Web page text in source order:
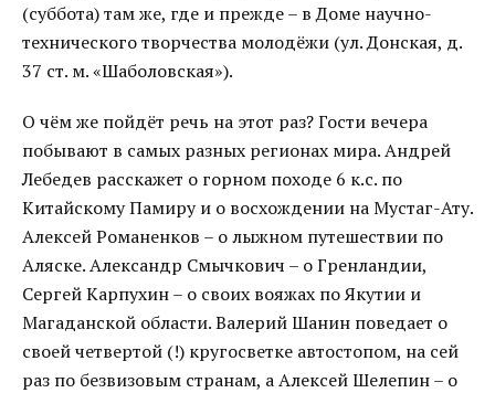
(суббота) там же, где и прежде – в Доме научно-
технического творчества молодёжи (ул. Донская, д.
37 ст. м. «Шаболовская»).
О чём же пойдёт речь на этот раз? Гости вечера
побывают в самых разных регионах мира. Андрей
Лебедев расскажет о горном походе 6 к.с. по
Китайскому Памиру и о восхождении на Мустаг-Ату.
Алексей Романенков – о лыжном путешествии по
Аляске. Александр Смычкович – о Гренландии,
Сергей Карпухин – о своих вояжах по Якутии и
Магаданской области. Валерий Шанин поведает о
своей четвертой (!) кругосветке автостопом, на сей
раз по безвизовым странам, а Алексей Шелепин – о